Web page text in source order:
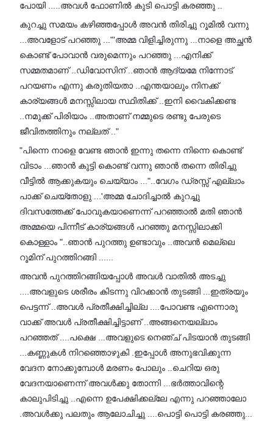
പോയി .....അവൾ ഫോണിൽ കുടി പൊട്ടി കരഞ്ഞു ..
കുറച്ചു സമയം കഴിഞ്ഞപ്പോൾ അവൻ തിരിച്ചു റൂമിൽ വന്നു
...അവളോട് പറഞ്ഞു ..."'അമ്മ വിളിച്ചിരുന്നു ...നാളെ അച്ഛൻ
കൊണ്ട് പോവാൻ വരുമെന്നും പറഞ്ഞു ...എനിക്ക്
സമ്മതമാണ് ..ഡിവോസിന് ..ഞാൻ ആദ്യമേ നിന്നോട്
പറയണം എന്നു കരുതിയതാ ..എന്തയാലും നിനക്ക്
കാര്യങ്ങൾ മനസ്സിലായ സ്ഥിതിക്ക് ..ഇനി വൈകിക്കണ്ട
..നമുക്ക് പിരിയാം ..അതാണ് നമ്മുടെ രണ്ടു പേരുടെ
ജീവിതത്തിനും നല്ലത് .."
"പിന്നെ നാളെ വേണ്ട ഞാൻ ഇന്നു തന്നെ നിന്നെ കൊണ്ട്
വിടാം ...ഞാൻ കുട്ടി കൊണ്ട് വന്നു ഞാൻ തന്നെ തിരിച്ചു
വീട്ടിൽ ആക്കുകയും ചെയ്യാം ..."..വേഗം ഡ്രസ്സ് എല്ലാം
പാക്ക് ചെയ്തോളു ...'അമ്മ ചോദിച്ചാൽ കുറച്ചു
ദിവസത്തേക്ക് പോവുകയാണെന്ന് പറഞ്ഞാൽ മതി ഞാൻ
അമ്മയെ പിന്നീട് കാര്യങ്ങൾ പറഞ്ഞു മനസ്സിലാക്കി
കൊള്ളാം "..ഞാൻ പുറത്തു ഉണ്ടാവും ..അവൻ മെല്ലെ
റൂമിന് പുറത്തിറങ്ങി ......
അവൻ പുറത്തിറങ്ങിയപ്പോൾ അവൾ വാതിൽ അടച്ചു
....അവളുടെ ശരീരം കിടന്നു വിറക്കാൻ തുടങ്ങി ...ഇത്രയും
പെട്ടന്ന് ..അവൾ പ്രതീക്ഷിച്ചില്ല ....പോവണ്ട എന്നൊരു
വാക്ക് അവൾ പ്രതീക്ഷിച്ചിട്ടാണ് ..അങ്ങനെയല്ലാം
പറഞ്ഞത് ....പക്ഷെ ...അവളുടെ നെഞ്ച് പിടയാൻ തുടങ്ങി
...കണ്ണുകൾ നിറഞ്ഞൊഴുകി .ഇപ്പോൾ അനുഭവിക്കുന്ന
വേദന നോക്കുമ്പോൾ മരണം പോലും ..ചെറിയ ഒരു
വേദനയാണെന്ന് അവൾക്കു തോന്നി ...ഭർത്താവിന്റെ
കാലുപിടിച്ചു ..എന്നെ ഉപേക്ഷിക്കല്ലേ എന്നു പറഞ്ഞാലോ
.അവൾക്കു പലതും ആലോചിച്ചു ....പൊട്ടി പൊട്ടി കരഞ്ഞു...